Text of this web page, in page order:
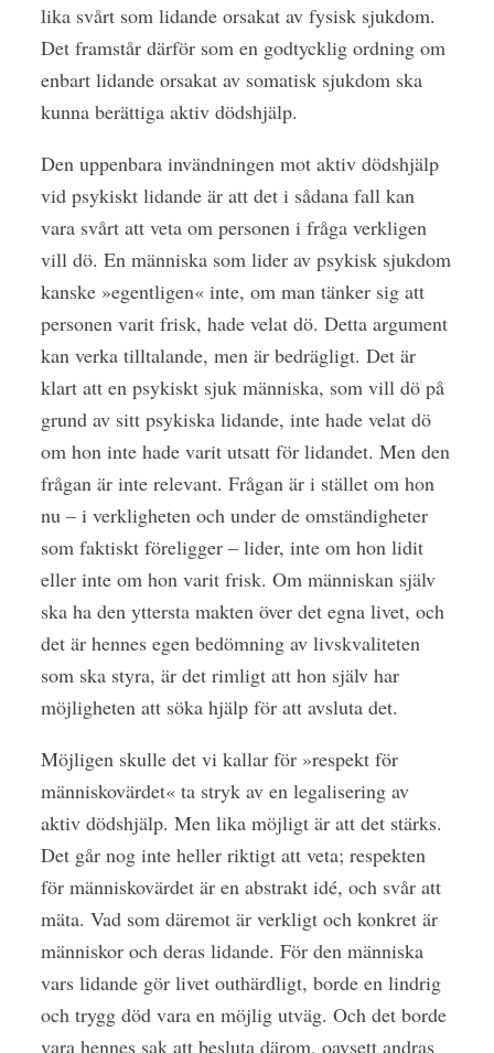
lika svårt som lidande orsakat av fysisk sjukdom.
Det framstår därför som en godtycklig ­ordning om
enbart lidande orsakat av somatisk sjukdom ska
kunna berättiga aktiv dödshjälp.
Den uppenbara invändningen mot aktiv dödshjälp
vid psykiskt lidande är att det i sådana fall kan
vara svårt att veta om personen i fråga verkligen
vill dö. En människa som lider av psykisk sjukdom
kanske »egentligen« inte, om man tänker sig att
personen varit frisk, hade velat dö. Detta argument
kan verka tilltalande, men är bedrägligt. Det är
klart att en psykiskt sjuk människa, som vill dö på
grund av sitt psykiska lidande, inte hade velat dö
om hon inte hade varit utsatt för lidandet. Men den
frågan är inte relevant. Frågan är i stället om hon
nu – i verkligheten och under de omständigheter
som faktiskt föreligger – lider, inte om hon lidit
eller inte om hon varit frisk. Om människan själv
ska ha den yttersta makten över det egna livet, och
det är hennes egen bedömning av livskvaliteten
som ska styra, är det rimligt att hon själv har
möjligheten att söka hjälp för att avsluta det.
Möjligen skulle det vi kallar för »respekt för
människovärdet« ta stryk av en legalisering av
aktiv dödshjälp. Men lika möjligt är att det stärks.
Det går nog inte heller riktigt att veta; respekten
för människovärdet är en abstrakt idé, och svår att
mäta. Vad som däremot är verkligt och konkret är
människor och deras lidande. För den människa
vars lidande gör livet outhärdligt, borde en lindrig
och trygg död vara en möjlig utväg. Och det borde
vara hennes sak att besluta därom, oavsett andras